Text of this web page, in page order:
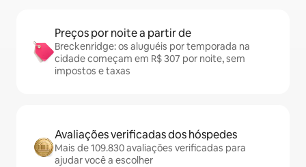
Preços por noite a partir de
Breckenridge: os aluguéis por temporada na
cidade começam em R$ 307 por noite, sem
impostos e taxas
Avaliações verificadas dos hóspedes
Mais de 109.830 avaliações verificadas para
ajudar você a escolher